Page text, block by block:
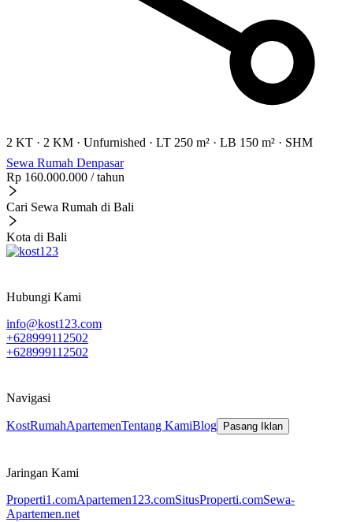
2 KT · 2 KM · Unfurnished · LT 250 m² · LB 150 m² · SHM
Sewa Rumah Denpasar
Rp 160.000.000 / tahun
Cari Sewa Rumah di Bali
Kota di Bali
Hubungi Kami
info@kost123.com
+628999112502
+628999112502
Navigasi
KostRumahApartemenTentang KamiBlog Pasang Iklan
Jaringan Kami
Properti1.comApartemen123.comSitusProperti.comSewa-
Apartemen.net